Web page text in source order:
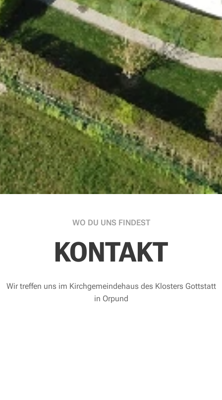
WO DU UNS FINDEST
KONTAKT
Wir treffen uns im Kirchgemeindehaus des Klosters Gottstatt
in Orpund